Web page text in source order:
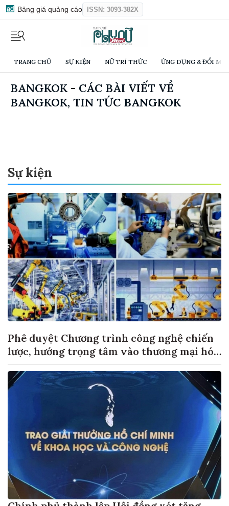
Bảng giá quảng cáo ISSN: 3093-382X
TRANG CHỦ SỰ KIỆN NỮ TRÍ THỨC ỨNG DỤNG & ĐỔI
BANGKOK - CÁC BÀI VIẾT VỀ
BANGKOK, TIN TỨC BANGKOK
Sự kiện
Phê duyệt Chương trình công nghệ chiến
lược, hướng trọng tâm vào thương mại hóa